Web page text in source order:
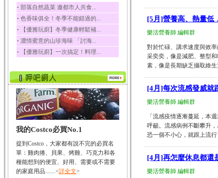
豆豉裡頭含有營養的蛋
白質、脂肪、鈣、磷...
榛果
榛果裡所含的營養素有
蛋白質、脂肪、醣類...
迷迭香
酸、迷迭香酸、植物...
咖啡
咖啡中的咖啡因會刺激
中樞神經系統，特別...
椰子
椰子含有糖類、脂肪、
荔枝
荔枝性質溫和所含的營
養素有醣類、檸檬酸...
‧ 部落自然蔬菜 邀都市人共食...
‧ 色香味俱全！冬季不能錯過的...
‧ 【優雅玩廚】冬季健康輕鬆補...
‧ 濃情蜜意的山珍海味 「討海...
‧ 【優雅玩廚】一次搞定！料理...
我的Costco必買No.1
提到Costco，大家都有說不完的必買名
單：雞肉捲、貝果、烤雞、巧克力和各
種能想到的便宜、好用、需要或不需要
的家庭用品.......<詳全文>
[5月]營養高、熱量低
樂活營養師 編輯群
對於忙碌、講求速度與效
采奕奕，像是減肥、整型
素，像是長期缺乏攝取維
[4月]每次流感發威就
樂活營養師 編輯群
「流感疫情逐漸蔓延，本
呼籲。流感病例不斷攀升
恐一個不小心，就跟上流行
[4月]再怎麼休息都還
樂活營養師 編輯群